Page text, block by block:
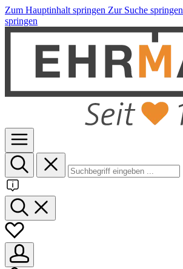
Zum Hauptinhalt springen Zur Suche springen
springen